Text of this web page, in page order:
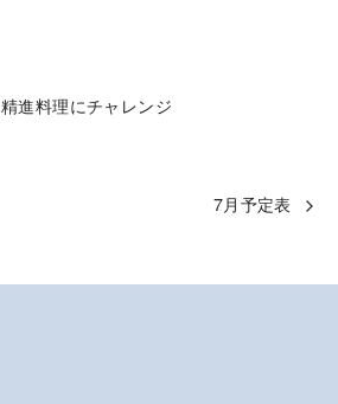
精進料理にチャレンジ
7月予定表